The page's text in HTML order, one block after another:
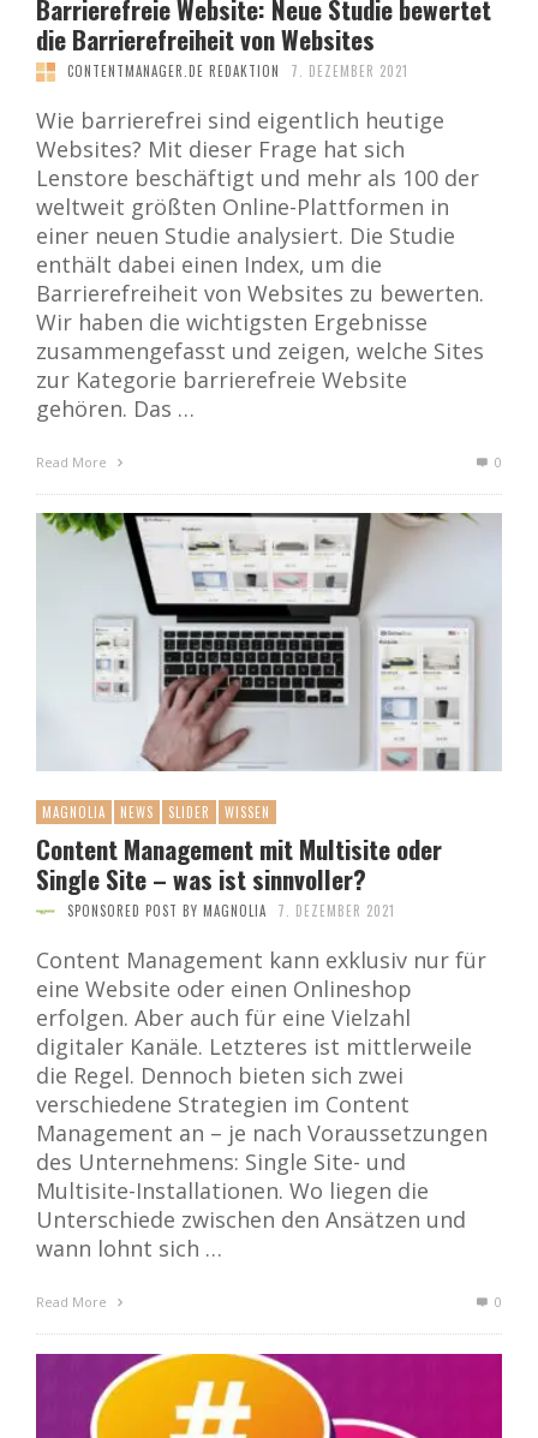
Barrierefreie Website: Neue Studie bewertet
die Barrierefreiheit von Websites
CONTENTMANAGER.DE REDAKTION 7. DEZEMBER 2021
Wie barrierefrei sind eigentlich heutige
Websites? Mit dieser Frage hat sich
Lenstore beschäftigt und mehr als 100 der
weltweit größten Online-Plattformen in
einer neuen Studie analysiert. Die Studie
enthält dabei einen Index, um die
Barrierefreiheit von Websites zu bewerten.
Wir haben die wichtigsten Ergebnisse
zusammengefasst und zeigen, welche Sites
zur Kategorie barrierefreie Website
gehören. Das …
Read More 0
MAGNOLIA NEWS SLIDER WISSEN
Content Management mit Multisite oder
Single Site – was ist sinnvoller?
SPONSORED POST BY MAGNOLIA 7. DEZEMBER 2021
Content Management kann exklusiv nur für
eine Website oder einen Onlineshop
erfolgen. Aber auch für eine Vielzahl
digitaler Kanäle. Letzteres ist mittlerweile
die Regel. Dennoch bieten sich zwei
verschiedene Strategien im Content
Management an – je nach Voraussetzungen
des Unternehmens: Single Site- und
Multisite-Installationen. Wo liegen die
Unterschiede zwischen den Ansätzen und
wann lohnt sich …
Read More 0